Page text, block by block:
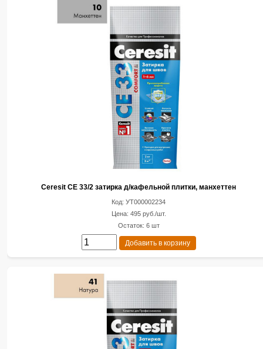
Ceresit CE 33/2 затирка д/кафельной плитки, манхеттен
Код: УТ000002234
Цена: 495 руб./шт.
Остаток: 6 шт
Добавить в корзину